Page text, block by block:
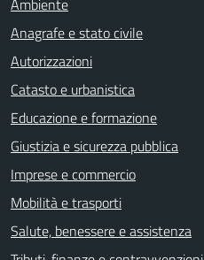
Anagrafe e stato civile
Autorizzazioni
Catasto e urbanistica
Educazione e formazione
Giustizia e sicurezza pubblica
Imprese e commercio
Mobilità e trasporti
Salute, benessere e assistenza